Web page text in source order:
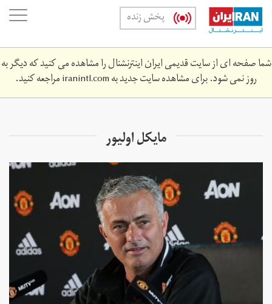
Skip
main
content
پخش زنده
شما صفحه ای از سایت قدیمی ایران اینترنشنال را مشاهده می کنید که دیگر به
روز نمی شود. برای مشاهده سایت جدید بهiranintl.comمراجعه کنید.
مایکل اولیور